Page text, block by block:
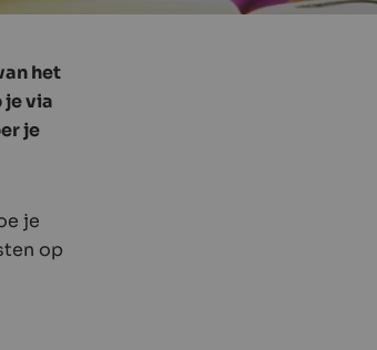
het
je via
je
je
op